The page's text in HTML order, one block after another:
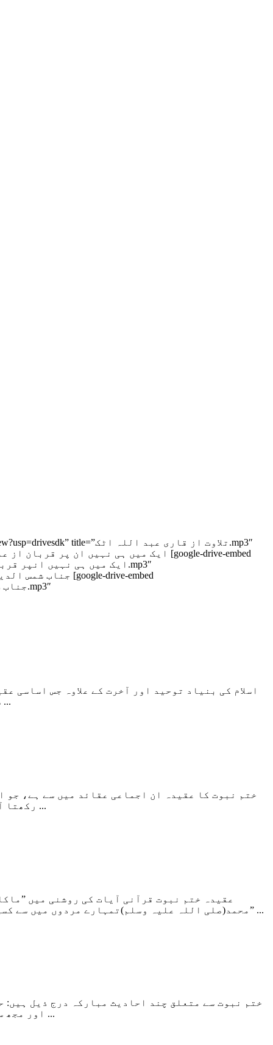
اسلام کی بنیاد توحید اور آخرت کے علاوہ جس اساسی
سلسلے کی تکمیل ہو گئی اور آپ کے بعد کوئی بھی شخص کسی بھی قسم کا نبی نہیں بن سکتا اور نہ آپ صلی اللہ علیہ ...
ختم نبوت کا عقیدہ ان اجماعی عقائد میں سے ہے، جو
رکھتا آیا ہے کہ آنحضرت صلی اﷲ علیہ وسلم بلا کسی تاویل اور تخصیص کے خاتم النبیین ہیں۔ قرآن مجید کی ایک سو آیات ...
”محمد(صلی اللہ علیہ وسلم)تمہارے مردوں میں سے کسی کے باپ نہیں ہیں لیکن اللہ کے رسول ہیں اور سب نبیوں کے ختم پر ہے اورا للہ تعالیٰ ہر چیز کو خوب جانتا ہے۔ ...
اور مجھ سے پہلے انبیأ کی مثال ایسی ہے کہ ایک شخص نے بہت ہی حسین و جمیل محل بنایا مگر اس کے کسی کونے میں ا یک اینٹ ...